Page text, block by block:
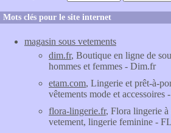
Mots clés pour le site internet
magasin sous vetements
dim.fr, Boutique en ligne de
hommes et femmes - Dim.fr
etam.com, Lingerie et prêt-à-
vêtements mode et accessoires
flora-lingerie.fr, Flora lingerie à
vetement, lingerie feminine -